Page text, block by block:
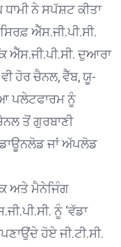
ਨੇ ਸਪੱਸ਼ਟ ਕੀਤਾ
ਐੱਸ.ਜੀ.ਪੀ.ਸੀ.
ਐੱਸ.ਜੀ.ਪੀ.ਸੀ. ਦੁਆਰਾ
ਹੋਰ ਚੈਨਲ, ਵੈੱਬ, ਯੂ-
ਪਲੇਟਫਾਰਮ ਨੂੰ
ਤੋਂ ਗੁਰਬਾਣੀ
ਡਾਊਨਲੋਡ ਜਾਂ ਅੱਪਲੋਡ
ਅਤੇ ਮੈਨੇਜਿੰਗ
ਨੂੰ ‘ਵੱਡਾ
ਹੋਏ ਜੀ.ਟੀ.ਸੀ.